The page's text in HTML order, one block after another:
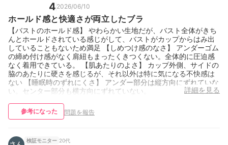
4 2026/06/10
ホールド感と快適さが両立したブラ
【バストのホールド感】 やわらかい生地だが、バスト全体がきち
んとホールドされている感じがして、バストがカップからはみ出
していることもないため満足 【しめつけ感のなさ】 アンダーゴム
の締め付け感がなく肩紐もまったくきつくない。全体的に圧迫感
なく着用できている。 【肌あたりのよさ】 カップ外側、サイドの
脇のあたりに硬さを感じるが、それ以外は特に気になる不快感は
ない 【睡眠時のずれにくさ】 アンダー部分は縦方向にずれていな
い。センター部分も横方向にずれていない。
詳細を見る
参考になった 問題を報告
検証モニター 20代